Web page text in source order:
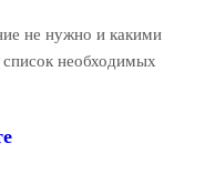
не нужно и какими
необходимых